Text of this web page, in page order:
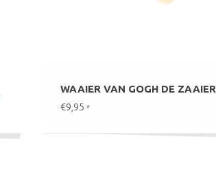
WAAIER VAN GOGH DE ZAAIER
€9,95 *